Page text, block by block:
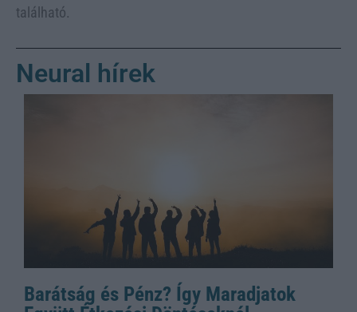
található.
Neural hírek
Barátság és Pénz? Így Maradjatok